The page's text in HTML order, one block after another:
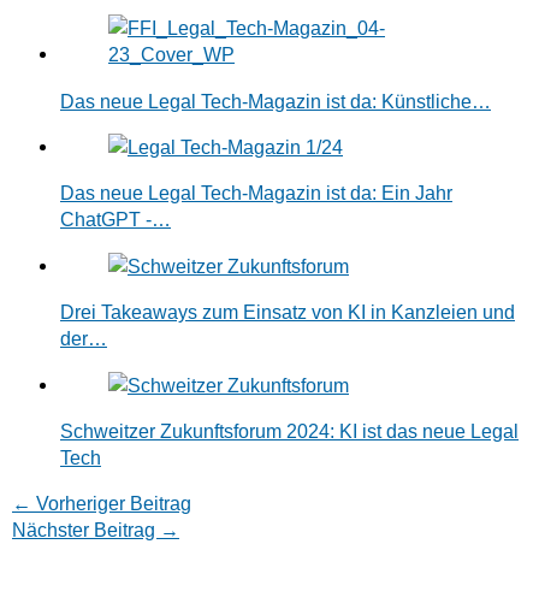
Das neue Legal Tech-Magazin ist da: Künstliche…
Das neue Legal Tech-Magazin ist da: Ein Jahr
ChatGPT -…
Drei Takeaways zum Einsatz von KI in Kanzleien und
der…
Schweitzer Zukunftsforum 2024: KI ist das neue Legal
Tech
← Vorheriger Beitrag
Nächster Beitrag →